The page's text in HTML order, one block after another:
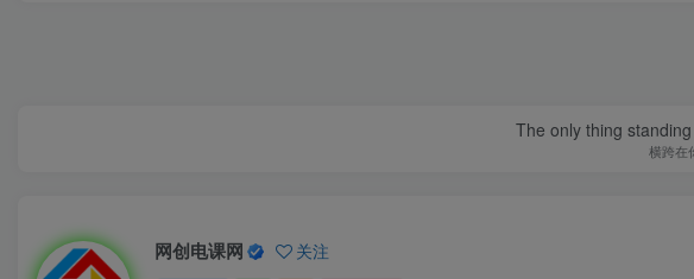
The only thing
横跨在
网创电课网 关注